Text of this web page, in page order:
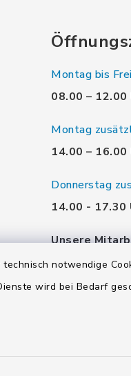
notwendige
wird bei Bedarf
Montag bis
08.00 – 12.00
Montag
14.00 – 16.00
Donnerstag
14.00 - 17.30
Unsere